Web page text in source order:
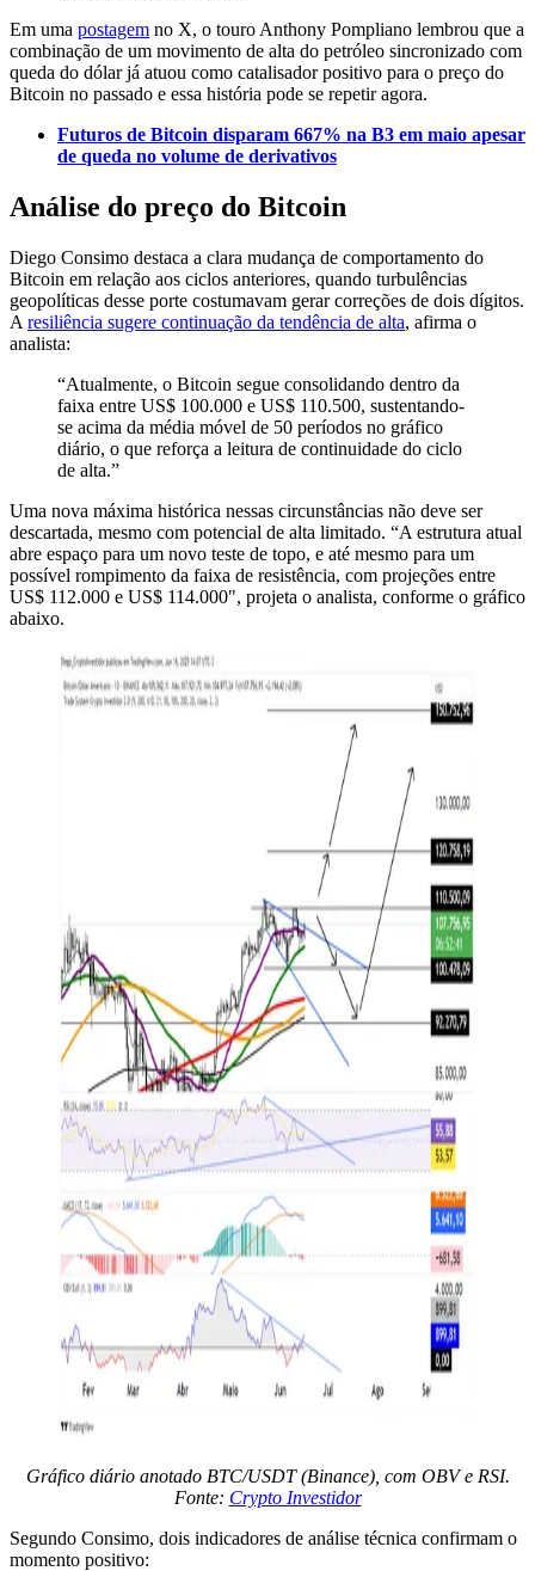
Em uma postagem no X, o touro Anthony Pompliano lembrou que a
combinação de um movimento de alta do petróleo sincronizado com
queda do dólar já atuou como catalisador positivo para o preço do
Bitcoin no passado e essa história pode se repetir agora.
Futuros de Bitcoin disparam 667% na B3 em maio apesar
de queda no volume de derivativos
Análise do preço do Bitcoin
Diego Consimo destaca a clara mudança de comportamento do
Bitcoin em relação aos ciclos anteriores, quando turbulências
geopolíticas desse porte costumavam gerar correções de dois dígitos.
A resiliência sugere continuação da tendência de alta, afirma o
analista:
“Atualmente, o Bitcoin segue consolidando dentro da
faixa entre US$ 100.000 e US$ 110.500, sustentando-
se acima da média móvel de 50 períodos no gráfico
diário, o que reforça a leitura de continuidade do ciclo
de alta.”
Uma nova máxima histórica nessas circunstâncias não deve ser
descartada, mesmo com potencial de alta limitado. “A estrutura atual
abre espaço para um novo teste de topo, e até mesmo para um
possível rompimento da faixa de resistência, com projeções entre
US$ 112.000 e US$ 114.000", projeta o analista, conforme o gráfico
abaixo.
Gráfico diário anotado BTC/USDT (Binance), com OBV e RSI.
Fonte: Crypto Investidor
Segundo Consimo, dois indicadores de análise técnica confirmam o
momento positivo: